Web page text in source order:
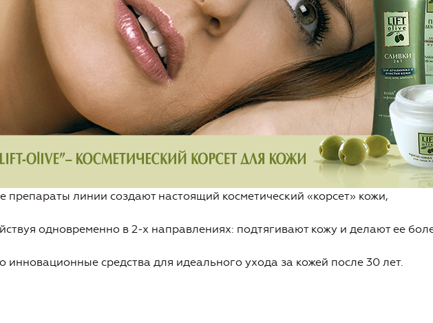
препараты линии создают настоящий косметический «корсет» кожи,
одновременно в 2-х направлениях: подтягивают кожу и делают ее
инновационные средства для идеального ухода за кожей после 30 лет.